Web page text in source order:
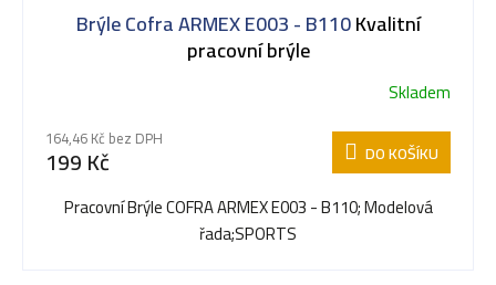
Brýle Cofra ARMEX E003 - B110Kvalitní
pracovní brýle
Skladem
164,46 Kč bez DPH
199 Kč DO KOŠÍKU
Pracovní Brýle COFRA ARMEX E003 - B110; Modelová
řada;SPORTS